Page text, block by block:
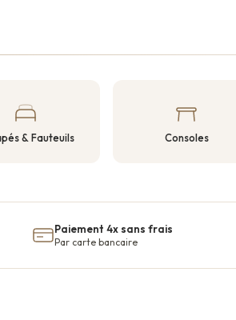
& Fauteuils Consoles
Paiement 4x sans frais
Par carte bancaire